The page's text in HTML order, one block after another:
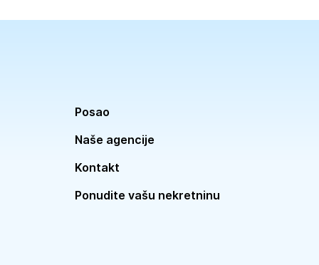
Posao
Naše agencije
Kontakt
Ponudite vašu nekretninu